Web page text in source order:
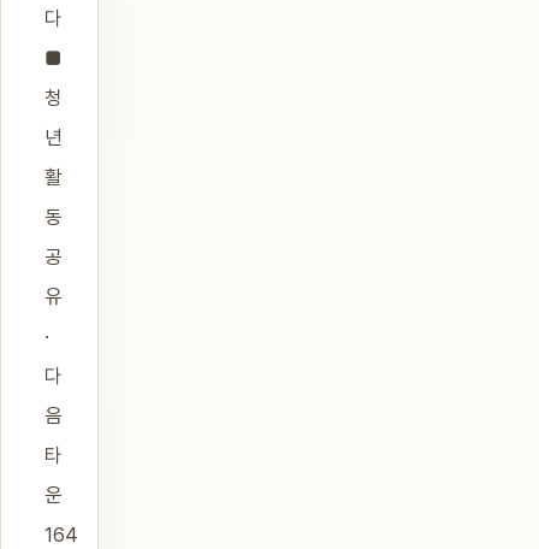
다
■
청
년
활
동
공
유
·
다
음
타
운
164